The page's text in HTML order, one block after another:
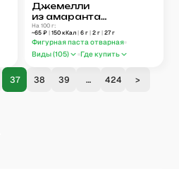
Джемелли
из амаранта
отварные
На 100 г:
~65 ₽ | 150 кКал | 6 г | 2 г | 27г
Фигурная паста отварная
Виды (105) Где купить
37 38 39 … 424 >